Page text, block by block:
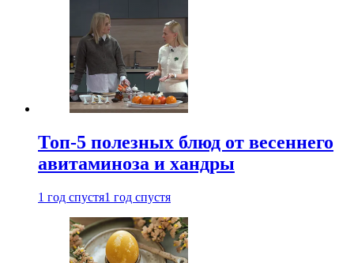
Топ-5 полезных блюд от весеннего
авитаминоза и хандры
1 год спустя1 год спустя